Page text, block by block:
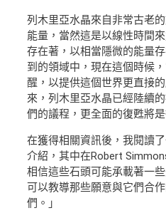
列木里亞水晶來自非常古老
能量，當然這是以線性時間
存在著，以相當隱微的能量
到的領域中，現在這個時候
醒，以提供這個世界更直接
來，列木里亞水晶已經陸續
們的議程，更全面的復甦將
在獲得相關資訊後，我閱讀
介紹，其中在Robert
相信這些石頭可能承載著一
可以教導那些願意與它們合
們。」